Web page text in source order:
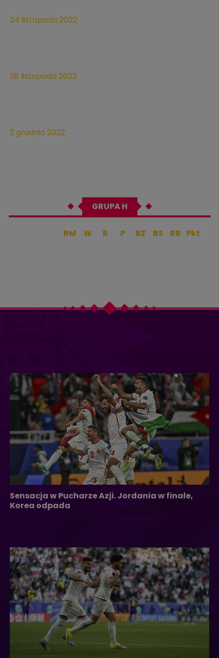
24 listopada 2022:
28 listopada 2022:
2 grudnia 2022:
GRUPA H
RM W R P BZ BS RB Pkt
Sensacja w Pucharze Azji. Jordania w finale,
Korea odpada